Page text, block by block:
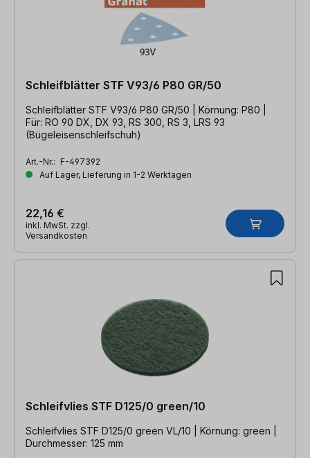
Schleifblätter STF V93/6 P80 GR/50
Schleifblätter STF V93/6 P80 GR/50 | Körnung: P80 |
Für: RO 90 DX, DX 93, RS 300, RS 3, LRS 93
(Bügeleisenschleifschuh)
Art.-Nr.: F-497392
Auf Lager, Lieferung in 1-2 Werktagen
22,16 €
inkl. MwSt. zzgl.
Versandkosten
Schleifvlies STF D125/0 green/10
Schleifvlies STF D125/0 green VL/10 | Körnung: green |
Durchmesser: 125 mm